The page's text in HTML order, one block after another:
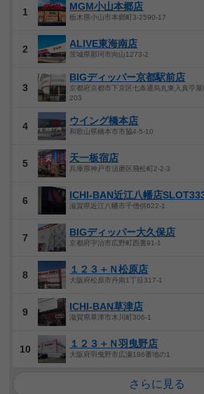
1 MGM小山本郷店
栃木県小山市本郷町3-2590-17
2 ALIVE東海南店
茨城県那珂市向山1273-2
3
BIGディッパー京都駅前店
京都府京都市下京区七条通烏丸東入真苧屋
203
4 ウイング橋本店
和歌山県橋本市市脇4-5-10
5 天一板宿店
兵庫県神戸市須磨区飛松町2-2-3
6 ICHI-BAN近江八幡店
滋賀県近江八幡市千僧供622-1
7 BIGディッパー大久保店
京都府宇治市広野町西裏91-1
8 １２３＋Ｎ松原店
大阪府松原市丹南1丁目317-1
9 ICHI-BAN草津店
滋賀県草津市木川町306-1
10 １２３＋Ｎ羽曳野店
大阪府羽曳野市広瀬186番地の1
さらに見る